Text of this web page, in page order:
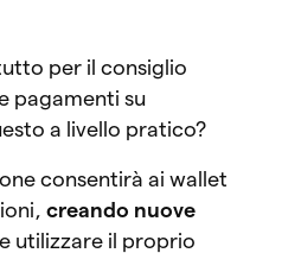
per il consiglio
pagamenti su
a livello pratico?
consentirà ai wallet
creando nuove
utilizzare il proprio